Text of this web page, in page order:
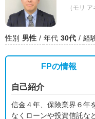
（モリ ア
性別 男性 年代 30代 経
FPの情報
自己紹介
信金４年、保険業界６年
なくローンや投資信託な